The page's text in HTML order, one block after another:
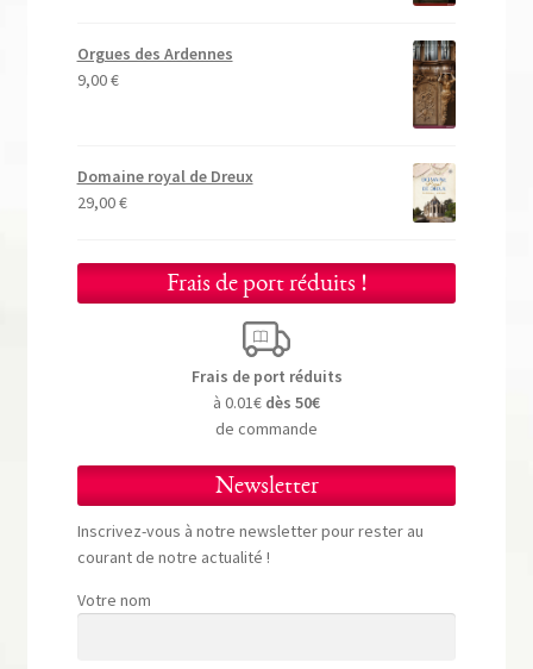
Orgues des Ardennes
9,00€
Domaine royal de Dreux
29,00€
Frais de port réduits !
Frais de port réduits
à 0.01€ dès 50€
de commande
Newsletter
Inscrivez-vous à notre newsletter pour rester au
courant de notre actualité !
Votre nom